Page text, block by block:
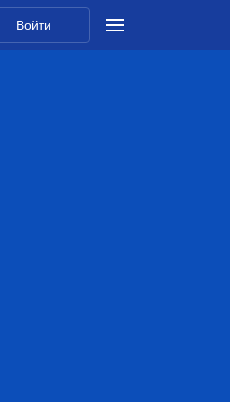
Войти